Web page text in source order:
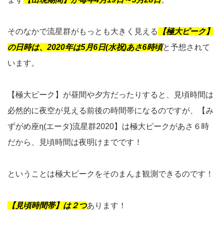
そのなかで流星群がもっとも大きく見える
【極大ピーク】
の日時は、2020年は5月6日(水祝)あさ6時頃と予想されて
います。
【極大ピーク】が昼間や夕方だったりすると、見頃時間は
必然的に夜空が見える前後の時間帯になるのですが、【み
ずがめ座η(エータ)流星群2020】は極大ピークがあさ６時
だから、見頃時間は夜明けまでです！
ということは極大ピークをそのまんま観測できるのです！
【見頃時間帯】は２つあります！